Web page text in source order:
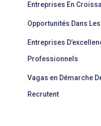
Entreprises En
Opportunités Dans
Entreprises
Professionnels
Vagas en Démarche
Recrutent